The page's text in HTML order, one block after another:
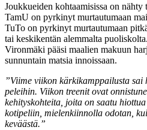
Joukkueiden kohtaamisissa on
TamU on pyrkinyt murtautumaan
TuTo on pyrkinyt murtautumaan
tai keskikentän alemmalta
Vironmäki pääsi maalien makuun
sunnuntain matsia innoissaan.
”Viime viikon kärkikamppailusta sai
peleihin. Viikon treenit ovat
kehityskohteita, joita on saatu
kotipeliin, mielenkiinnolla odotan,
keväästä.”